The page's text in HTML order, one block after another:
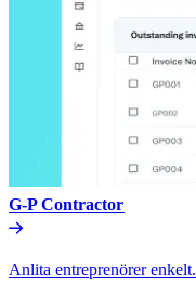
G-P Contractor​​
Anlita entreprenörer enkelt.​​